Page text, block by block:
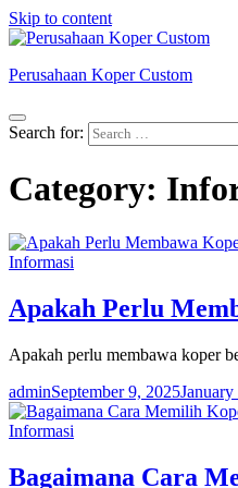
Skip to content
Perusahaan Koper Custom
Search for:
Category:
Informasi
Apakah Perlu
Apakah perlu membawa koper
adminSeptember 9, 2025
Informasi
Bagaimana Cara